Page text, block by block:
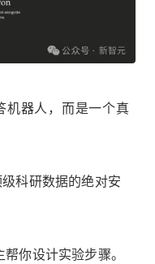
机器人，而是一个真
科研数据的绝对安
你设计实验步骤。